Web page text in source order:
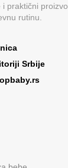
praktični
rutinu.
Srbije